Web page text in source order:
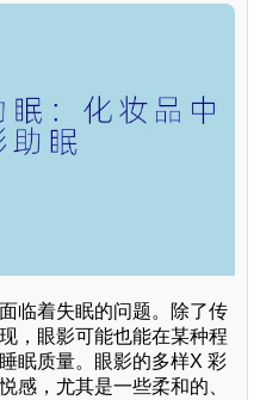
临着失眠的问题。除了传
，眼影可能也能在某种程
眠质量。眼影的多样X 彩
感，尤其是一些柔和的、